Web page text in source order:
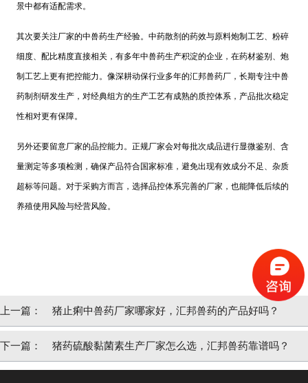
景中都有适配需求。
其次要关注厂家的中兽药生产经验。中药散剂的药效与原料炮制工艺、粉碎
细度、配比精度直接相关，有多年中兽药生产积淀的企业，在药材鉴别、炮
制工艺上更有把控能力。像深耕动保行业多年的汇邦兽药厂，长期专注中兽
药制剂研发生产，对经典组方的生产工艺有成熟的质控体系，产品批次稳定
性相对更有保障。
另外还要留意厂家的品控能力。正规厂家会对每批次成品进行显微鉴别、含
量测定等多项检测，确保产品符合国家标准，避免出现有效成分不足、杂质
超标等问题。对于采购方而言，选择品控体系完善的厂家，也能降低后续的
养殖使用风险与经营风险。
上一篇： 猪止痢中兽药厂家哪家好，汇邦兽药的产品好吗？
下一篇： 猪药硫酸黏菌素生产厂家怎么选，汇邦兽药靠谱吗？